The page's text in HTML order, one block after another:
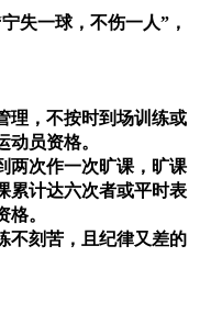
失一球，不伤一人”，
理，不按时到场训练或
员资格。
两次作一次旷课，旷课
累计达六次者或平时表
。
不刻苦，且纪律又差的